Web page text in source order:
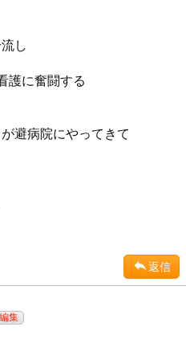
し
護に奮闘する
避病院にやってきて
返信